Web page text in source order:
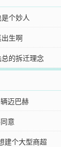
个妙人
生啊
的拆迁理念
迈巴赫
意
建个大型商超